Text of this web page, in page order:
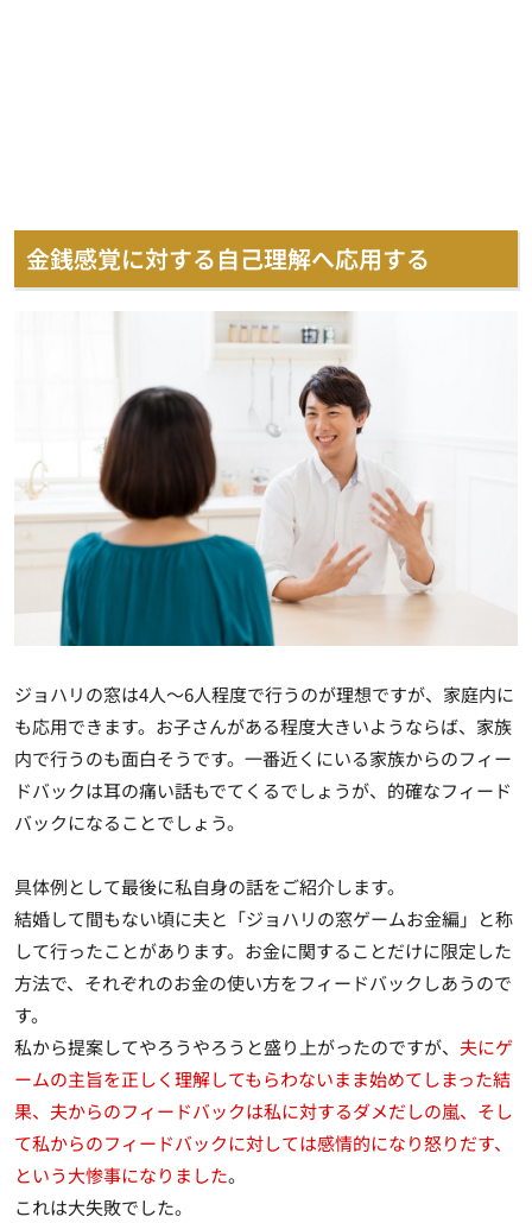
金銭感覚に対する自己理解へ応用する
ジョハリの窓は4人～6人程度で行うのが理想ですが、家庭内に
も応用できます。お子さんがある程度大きいようならば、家族
内で行うのも面白そうです。一番近くにいる家族からのフィー
ドバックは耳の痛い話もでてくるでしょうが、的確なフィード
バックになることでしょう。
具体例として最後に私自身の話をご紹介します。
結婚して間もない頃に夫と「ジョハリの窓ゲームお金編」と称
して行ったことがあります。お金に関することだけに限定した
方法で、それぞれのお金の使い方をフィードバックしあうので
す。
私から提案してやろうやろうと盛り上がったのですが、 夫にゲ
ームの主旨を正しく理解してもらわないまま始めてしまった結
果、夫からのフィードバックは私に対するダメだしの嵐、そし
て私からのフィードバックに対しては感情的になり怒りだす、
という大惨事になりました。
これは大失敗でした。